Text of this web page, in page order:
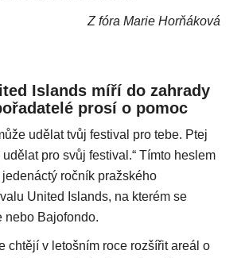
Z fóra Marie Horňáková
Islands míří do zahrady
prosí o pomoc
udělat tvůj festival pro tebe. Ptej
pro svůj festival.“ Tímto heslem
ročník pražského
United Islands, na kterém se
nebo Bajofondo.
chtějí v letošním roce rozšířit areál o